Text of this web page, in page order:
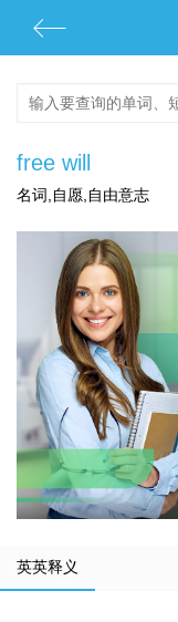
free will
名词,自愿,自由意志
英英释义